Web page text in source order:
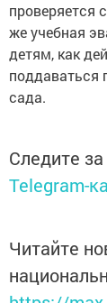
проверяется
же учебная
детям, как
поддаваться
сада.
Следите
Telegram-
Читайте